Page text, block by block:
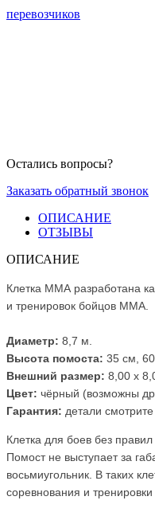
перевозчиков
Остались вопросы?
Заказать обратный звонок
ОПИСАНИЕ
ОТЗЫВЫ
ОПИСАНИЕ
Клетка ММА разработана
и тренировок бойцов ММА.
Диаметр: 8,7 м.
Высота помоста: 35 см,
Внешний размер: 8 ,00 х
Цвет: чёрный (возможны
Гарантия: детали смотрите
Клетка для боев без
Помост не выступает за
восьмиугольник. В таких
соревнования и